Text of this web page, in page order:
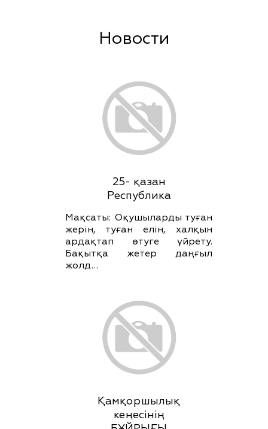
Новости
25- қазан
Республика
Мақсаты: Оқушыларды туған
жерін, туған елін, халқын
ардақтап өтуге үйрету.
Бақытқа жетер даңғыл
жолд…
Қамқоршылық
кеңесінің